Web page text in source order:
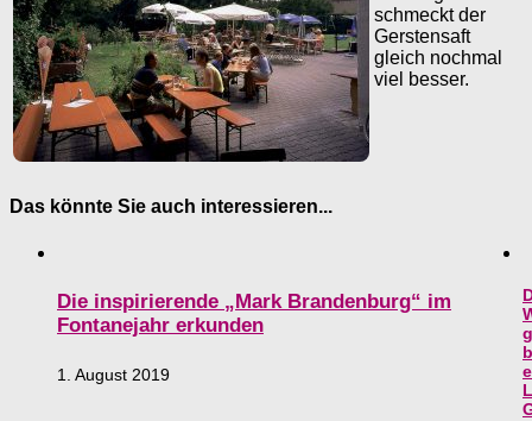
schmeckt der
Gerstensaft
gleich nochmal
viel besser.
Das könnte Sie auch interessieren...
Die inspirierende „Mark Brandenburg“ im
Fontanejahr erkunden
1. August 2019